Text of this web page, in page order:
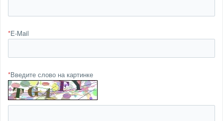
*E-Mail
*Введите слово на картинке